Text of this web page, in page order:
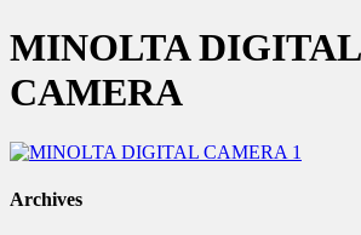
MINOLTA DIGITAL
CAMERA
Archives